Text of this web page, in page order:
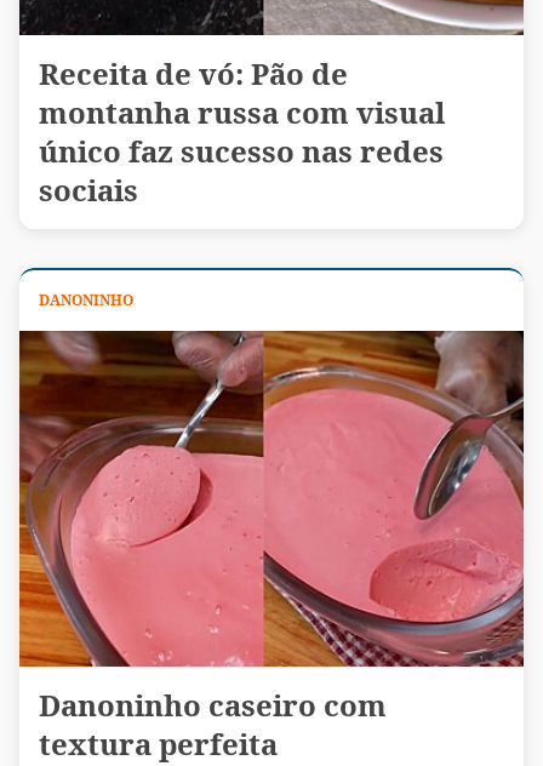
Receita de vó: Pão de
montanha russa com visual
único faz sucesso nas redes
sociais
DANONINHO
Danoninho caseiro com
textura perfeita